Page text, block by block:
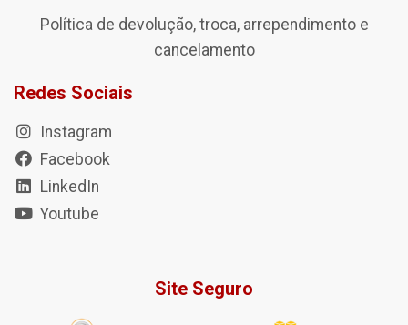
Política de devolução, troca, arrependimento e
cancelamento
Redes Sociais
Instagram
Facebook
LinkedIn
Youtube
Site Seguro